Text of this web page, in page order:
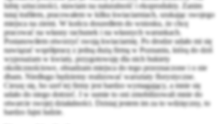
lubię sztuczności, stawiam na naturalność i ekoprodukty. Zanim
tutaj trafiłem, pracowałem w kilku kwiaciarniach, szukając swojego
miejsca na ziemi. W końcu doszedłem do wniosku, że chcę
pracować na własny rachunek i na własnych warunkach.
Postanowiłem otworzyć swoją kwiaciarnię. Po drodze udało mi się
nawiązać współpracę z jedną dużą firmą w Poznaniu, którą do dziś
wyposażam w kwiaty, przygotowuję dla nich bukiety
okolicznościowe, obsadzam miejsca do tego przeznaczone i o nie
dbam. Niedługo będziemy realizować warsztaty florystyczne.
Cieszę się, bo szef tej firmy jest bardzo wymagający, a mnie się
udało do niego dotrzeć. I w sumie to oni zmobilizowali mnie do
otwarcie swojej działalności. Dzisiaj jestem im za to wdzięczny, to
bardzo fajni ludzie.